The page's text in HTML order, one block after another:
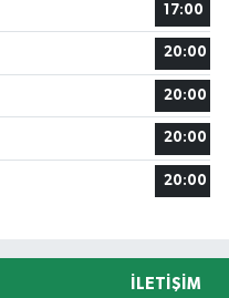
17:00
20:00
20:00
20:00
20:00
İLETIŞIM